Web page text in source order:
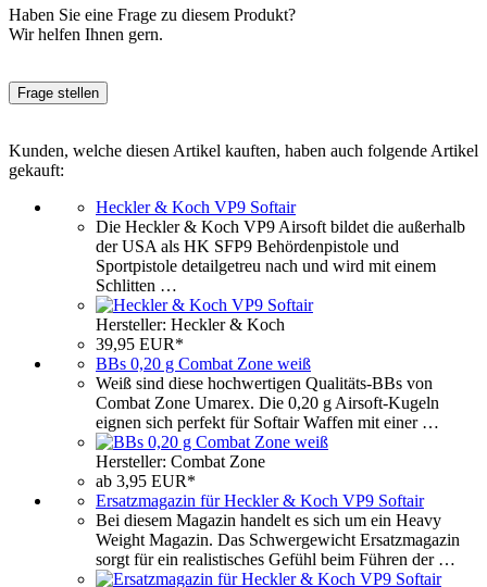
Haben Sie eine Frage zu diesem Produkt?
Wir helfen Ihnen gern.
Frage stellen
Kunden, welche diesen Artikel kauften, haben auch folgende Artikel
gekauft:
Heckler & Koch VP9 Softair
Die Heckler & Koch VP9 Airsoft bildet die außerhalb
der USA als HK SFP9 Behördenpistole und
Sportpistole detailgetreu nach und wird mit einem
Schlitten …
Hersteller: Heckler & Koch
39,95 EUR*
BBs 0,20 g Combat Zone weiß
Weiß sind diese hochwertigen Qualitäts-BBs von
Combat Zone Umarex. Die 0,20 g Airsoft-Kugeln
eignen sich perfekt für Softair Waffen mit einer …
Hersteller: Combat Zone
ab 3,95 EUR*
Ersatzmagazin für Heckler & Koch VP9 Softair
Bei diesem Magazin handelt es sich um ein Heavy
Weight Magazin. Das Schwergewicht Ersatzmagazin
sorgt für ein realistisches Gefühl beim Führen der …